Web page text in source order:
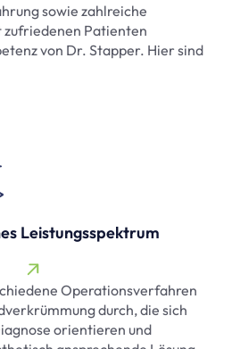
sowie zahlreiche
Patienten
von Dr. Stapper. Hier sind
Leistungsspektrum
Operationsverfahren
durch, die sich
orientieren und